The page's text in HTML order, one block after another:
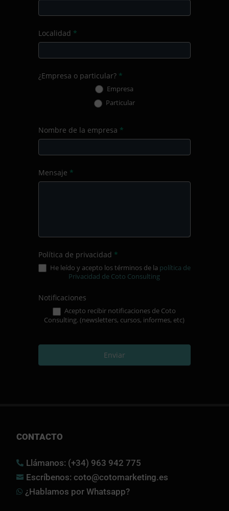
Localidad *
¿Empresa o particular? *
Empresa
Particular
Nombre de la empresa *
Mensaje *
Política de privacidad *
He leído y acepto los términos de la política de
Privacidad de Coto Consulting
Notificaciones
Acepto recibir notificaciones de Coto
Consulting. (newsletters, cursos, informes, etc)
Enviar
CONTACTO
 Llámanos: (+34) 963 942 775
 Escríbenos: coto@cotomarketing.es
 ¿Hablamos por Whatsapp?